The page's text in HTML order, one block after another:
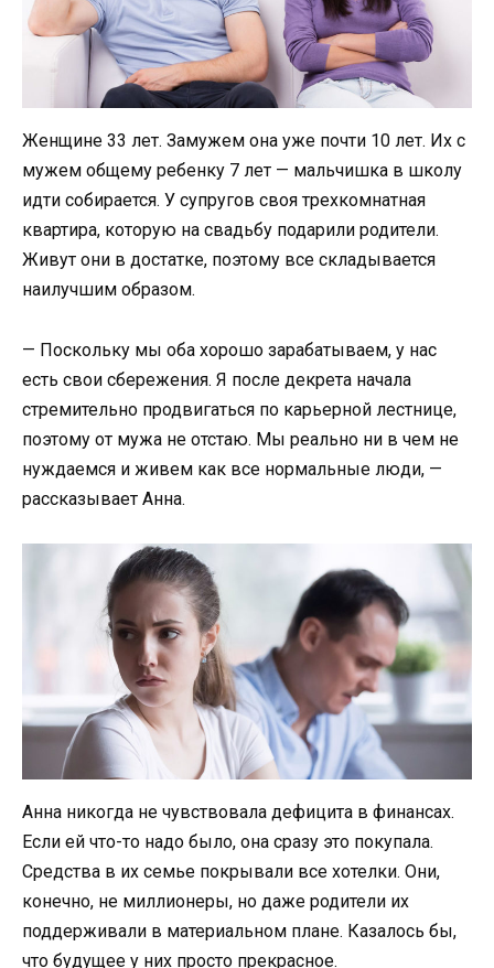
Женщине 33 лет. Замужем она уже почти 10 лет. Их с
мужем общему ребенку 7 лет — мальчишка в школу
идти собирается. У супругов своя трехкомнатная
квартира, которую на свадьбу подарили родители.
Живут они в достатке, поэтому все складывается
наилучшим образом.
— Поскольку мы оба хорошо зарабатываем, у нас
есть свои сбережения. Я после декрета начала
стремительно продвигаться по карьерной лестнице,
поэтому от мужа не отстаю. Мы реально ни в чем не
нуждаемся и живем как все нормальные люди, —
рассказывает Анна.
Анна никогда не чувствовала дефицита в финансах.
Если ей что-то надо было, она сразу это покупала.
Средства в их семье покрывали все хотелки. Они,
конечно, не миллионеры, но даже родители их
поддерживали в материальном плане. Казалось бы,
что будущее у них просто прекрасное.